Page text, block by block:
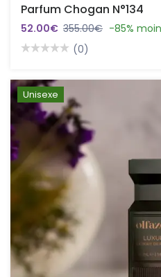
Parfum Chogan N°134
52.00€ 355.00€ -85%
(0)
Unisexe